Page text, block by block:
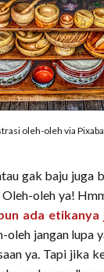
oleh-oleh via
gak baju juga
oleh ya!
ada etikanya
jangan lupa
ya. Tapi jika